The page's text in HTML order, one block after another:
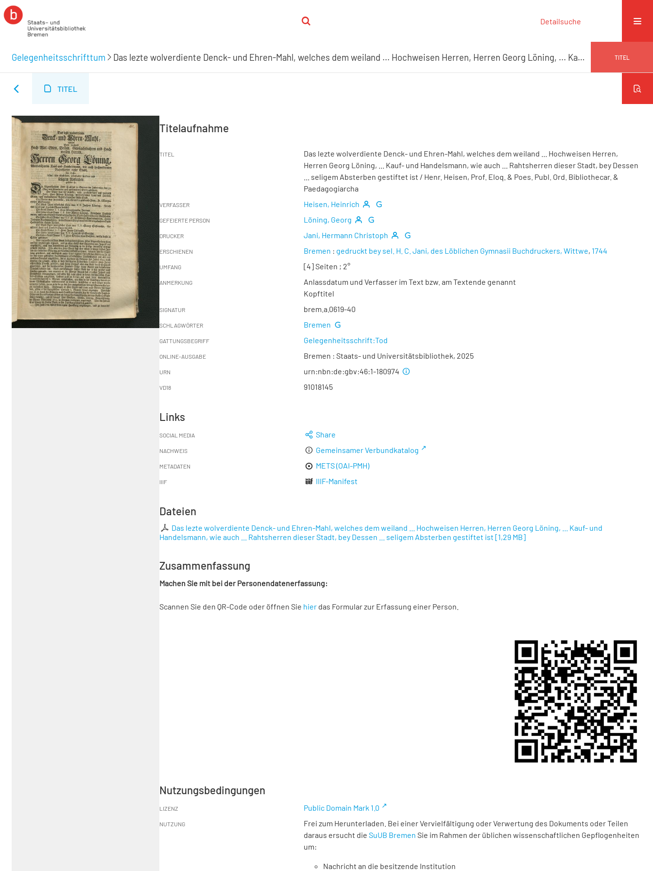
Detailsuche
Gelegenheitsschrifttum Das lezte wolverdiente Denck- und Ehren-Mahl, welches dem weiland ... Hochweisen Herren, Herren Georg Löning, ... Kauf- und Handelsmann, wie auch ... Rahtsherren dieser Stadt, bey Dessen ... seligem Absterben gestiftet ist TITEL
TITEL
Titelaufnahme
TITEL
Das lezte wolverdiente Denck- und Ehren-Mahl, welches dem weiland ... Hochweisen Herren,
Herren Georg Löning, ... Kauf- und Handelsmann, wie auch ... Rahtsherren dieser Stadt, bey Dessen
... seligem Absterben gestiftet ist / Henr. Heisen, Prof. Eloq. & Poes. Publ. Ord. Bibliothecar. &
Paedagogiarcha
VERFASSER Heisen, Heinrich
GEFEIERTE PERSON Löning, Georg
DRUCKER Jani, Hermann Christoph
ERSCHIENEN Bremen : gedruckt bey sel. H. C. Jani, des Löblichen Gymnasii Buchdruckers, Wittwe, 1744
UMFANG [4] Seiten ; 2°
ANMERKUNG
Anlassdatum und Verfasser im Text bzw. am Textende genannt
Kopftitel
SIGNATUR brem.a.0619-40
SCHLAGWÖRTER Bremen
GATTUNGSBEGRIFF Gelegenheitsschrift:Tod
ONLINE-AUSGABE Bremen : Staats- und Universitätsbibliothek, 2025
URN urn:nbn:de:gbv:46:1-180974
VD18 91018145
Links
SOCIAL MEDIA Share
NACHWEIS Gemeinsamer Verbundkatalog
METADATEN METS (OAI-PMH)
IIIF IIIF-Manifest
Dateien
Das lezte wolverdiente Denck- und Ehren-Mahl, welches dem weiland ... Hochweisen Herren, Herren Georg Löning, ... Kauf- und
Handelsmann, wie auch ... Rahtsherren dieser Stadt, bey Dessen ... seligem Absterben gestiftet ist [1,29 MB]
Zusammenfassung
Machen Sie mit bei der Personendatenerfassung:
Scannen Sie den QR-Code oder öffnen Sie hier das Formular zur Erfassung einer Person.
Nutzungsbedingungen
LIZENZ Public Domain Mark 1.0
NUTZUNG
Frei zum Herunterladen. Bei einer Vervielfältigung oder Verwertung des Dokuments oder Teilen
daraus ersucht die SuUB Bremen Sie im Rahmen der üblichen wissenschaftlichen Gepflogenheiten
um:
Nachricht an die besitzende Institution